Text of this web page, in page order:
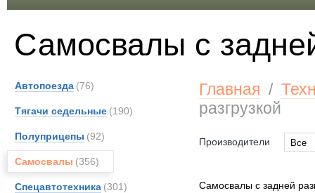
Самосвалы с
Автопоезда (76)
Тягачи седельные (190)
Полуприцепы (92)
Самосвалы (356)
Спецавтотехника (301)
Главная /
разгрузкой
Производители
Все
AM-
Самосвалы с задней